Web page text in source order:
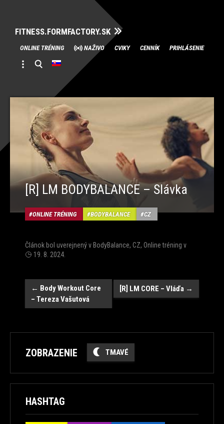
FITNESS.FORMFACTORY.SK
Skip
to
content
ONLINE TRÉNING NAŽIVO CVIKY CENNÍK PRIHLÁSENIE
[R] LM BODYBALANCE – Slávka
ONLINE TRÉNING BODYBALANCE CZ
Článok bol uverejnený vBodyBalance, CZ, Online tréning v
19. 8. 2024
Post
navigation
← Body Workout Core
– Tereza Vašutová
[R] LM CORE – Vláďa →
ZOBRAZENIE TMAVÉ
HASHTAG